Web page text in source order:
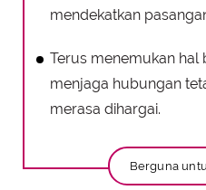
mendekatkan
Terus menemukan hal
menjaga hubungan
merasa dihargai.
Berguna